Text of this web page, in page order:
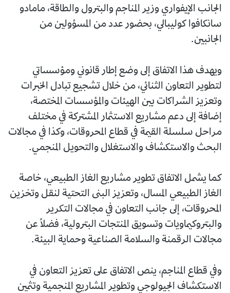
الجانب الإيفواري وزير المناجم والبترول والطاقة، مامادو
سانكافوا كوليبالي، بحضور عدد من المسؤولين من
الجانبين.
ويهدف هذا الاتفاق إلى وضع إطار قانوني ومؤسساتي
لتطوير التعاون الثنائي، من خلال تشجيع تبادل الخبرات
وتعزيز الشراكات بين الهيئات والمؤسسات المختصة،
إضافة إلى دعم مشاريع الاستثمار المشتركة في مختلف
مراحل سلسلة القيمة في قطاع المحروقات، وكذا في مجالات
البحث والاستكشاف والاستغلال والتحويل المنجمي.
كما يشمل الاتفاق تطوير مشاريع الغاز الطبيعي، خاصة
الغاز الطبيعي المسال، وتعزيز البنى التحتية لنقل وتخزين
المحروقات، إلى جانب التعاون في مجالات التكرير
والبتروكيماويات وتسويق المنتجات البترولية، فضلاً عن
مجالات الرقمنة والسلامة الصناعية وحماية البيئة.
وفي قطاع المناجم، ينص الاتفاق على تعزيز التعاون في
الاستكشاف الجيولوجي وتطوير المشاريع المنجمية وتثمين